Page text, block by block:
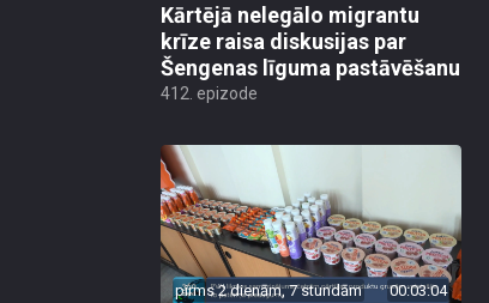
Kārtējā nelegālo migrantu
krīze raisa diskusijas par
Šengenas līguma pastāvēšanu
412. epizode
pirms 2 dienām, 7 stundām 00:03:04